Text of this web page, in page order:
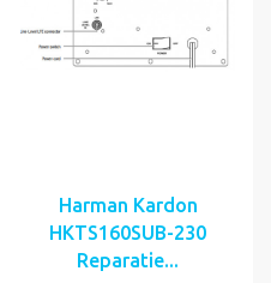
Harman Kardon
HKTS160SUB-230
Reparatie...